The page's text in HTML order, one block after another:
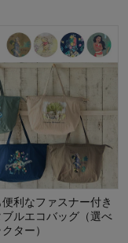
利なファスナー付き
ブルエコバッグ（選べ
ター）